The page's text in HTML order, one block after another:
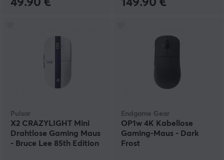
49.90 € 149.90 €
Pulsar
X2 CRAZYLIGHT Mini
Drahtlose Gaming Maus
- Bruce Lee 85th Edition
Endgame Gear
OP1w 4K Kabellose
Gaming-Maus - Dark
Frost